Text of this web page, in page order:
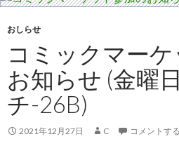
おしらせ
コミックマー
お知らせ (金曜
チ-26B)
2021年12月27日 C コメントする